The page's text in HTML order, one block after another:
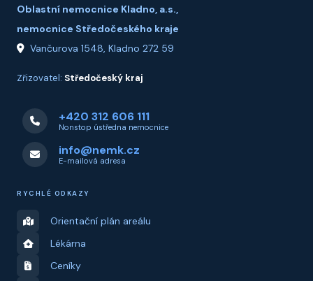
Oblastní nemocnice Kladno, a.s.,
nemocnice Středočeského kraje
Vančurova 1548, Kladno 272 59
Zřizovatel: Středočeský kraj
+420 312 606 111
Nonstop ústředna nemocnice
info@nemk.cz
E-mailová adresa
RYCHLÉ ODKAZY
Orientační plán areálu
Lékárna
Ceníky